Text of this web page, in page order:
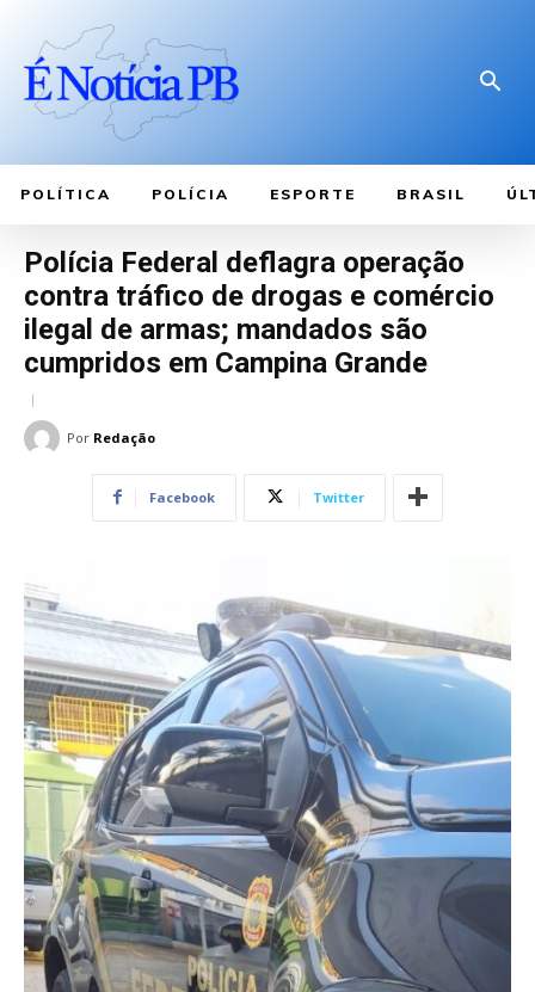
POLÍTICA POLÍCIA ESPORTE BRASIL
Polícia Federal deflagra operação
contra tráfico de drogas e comércio
ilegal de armas; mandados são
cumpridos em Campina Grande
Por Redação
Facebook Twitter